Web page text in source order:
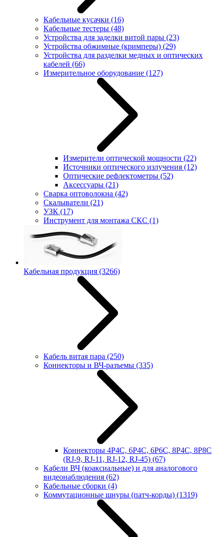
Кабельные кусачки (16)
Кабельные тестеры (48)
Устройства для заделки витой пары (23)
Устройства обжимные (кримперы) (29)
Устройства для разделки медных и оптических
кабелей (66)
Измерительное оборудование (127)
Измерители оптической мощности (22)
Источники оптического излучения (12)
Оптические рефлектометры (52)
Аксессуары (21)
Сварка оптоволокна (42)
Скалыватели (21)
УЗК (17)
Инструмент для монтажа СКС (1)
Кабельная продукция (3266)
Кабель витая пара (250)
Коннекторы и ВЧ-разъемы (335)
Коннекторы 4P4C, 6P4C, 6P6C, 8P4C, 8P8C
(RJ-9, RJ-11, RJ-12, RJ-45) (67)
Кабели ВЧ (коаксиальные) и для аналогового
видеонаблюдения (62)
Кабельные сборки (4)
Коммутационные шнуры (патч-корды) (1319)